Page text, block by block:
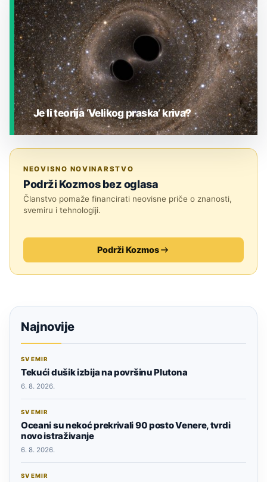
Je li teorija ‘Velikog praska’ kriva?
NEOVISNO NOVINARSTVO
Podrži Kozmos bez oglasa
Članstvo pomaže financirati neovisne priče o znanosti,
svemiru i tehnologiji.
Podrži Kozmos
Najnovije
SVEMIR
Tekući dušik izbija na površinu Plutona
6. 8. 2026.
SVEMIR
Oceani su nekoć prekrivali 90 posto Venere, tvrdi
novo istraživanje
6. 8. 2026.
SVEMIR